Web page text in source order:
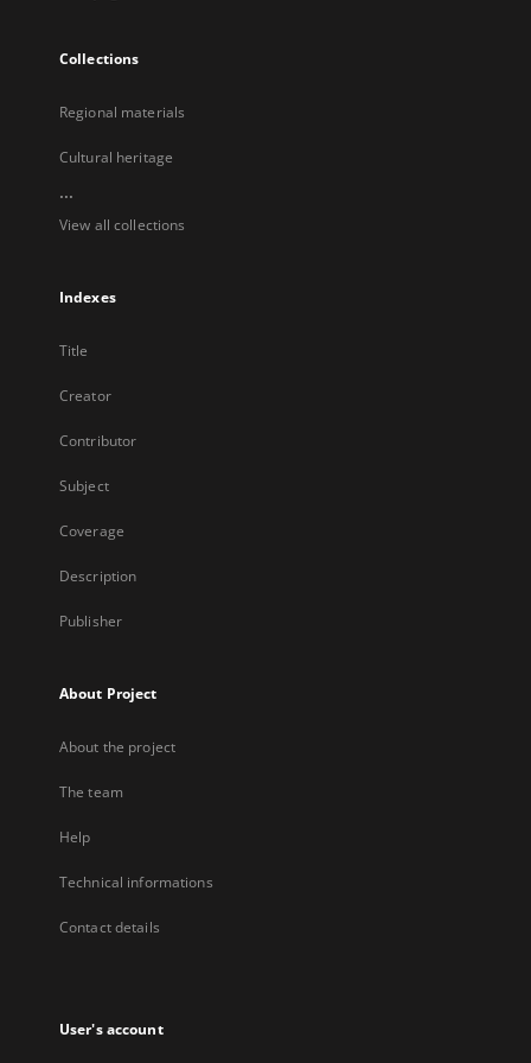
Collections
Regional materials
Cultural heritage
...
View all collections
Indexes
Title
Creator
Contributor
Subject
Coverage
Description
Publisher
About Project
About the project
The team
Help
Technical informations
Contact details
User's account